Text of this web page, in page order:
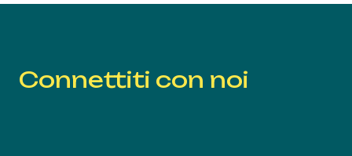
Connettiti con noi